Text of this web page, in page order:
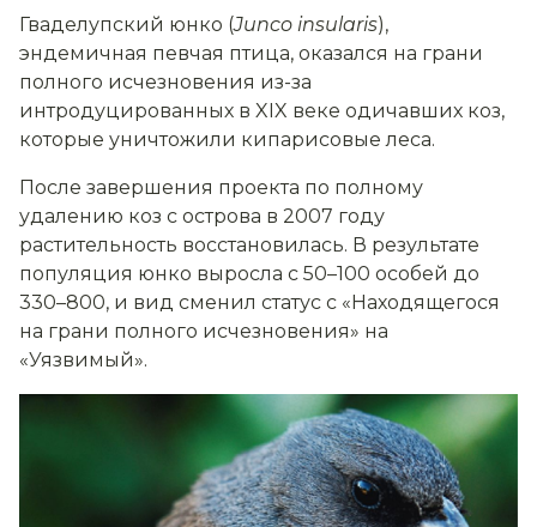
Гваделупский юнко (Junco insularis),
эндемичная певчая птица, оказался на грани
полного исчезновения из-за
интродуцированных в XIX веке одичавших коз,
которые уничтожили кипарисовые леса.
После завершения проекта по полному
удалению коз с острова в 2007 году
растительность восстановилась. В результате
популяция юнко выросла с 50–100 особей до
330–800, и вид сменил статус с «Находящегося
на грани полного исчезновения» на
«Уязвимый».